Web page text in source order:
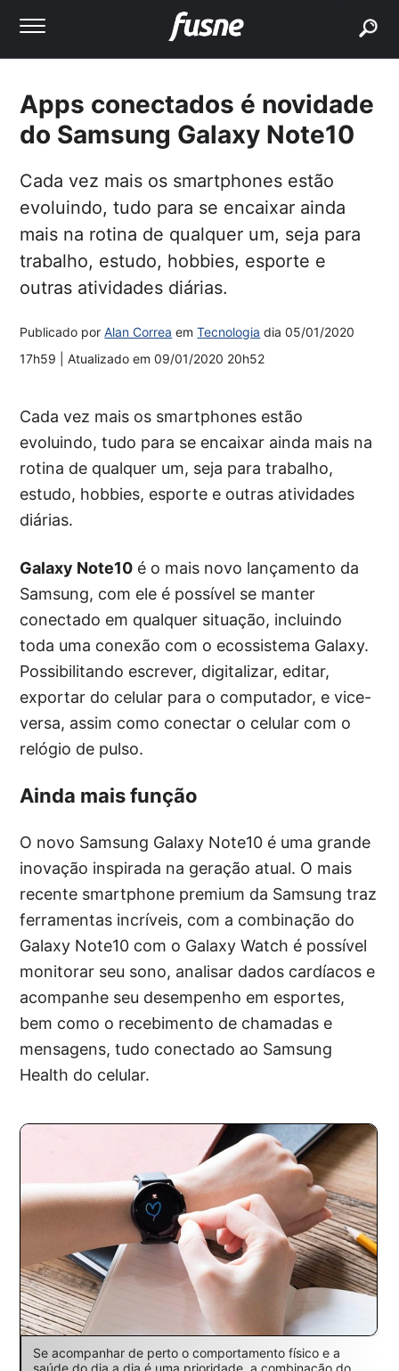
Apps conectados é novidade
do Samsung Galaxy Note10
Cada vez mais os smartphones estão
evoluindo, tudo para se encaixar ainda
mais na rotina de qualquer um, seja para
trabalho, estudo, hobbies, esporte e
outras atividades diárias.
Publicado porAlan Correa emTecnologia dia05/01/2020
17h59
| Atualizado em09/01/2020 20h52
Cada vez mais os smartphones estão
evoluindo, tudo para se encaixar ainda mais na
rotina de qualquer um, seja para trabalho,
estudo, hobbies, esporte e outras atividades
diárias.
Galaxy Note10 é o mais novo lançamento da
Samsung, com ele é possível se manter
conectado em qualquer situação, incluindo
toda uma conexão com o ecossistema Galaxy.
Possibilitando escrever, digitalizar, editar,
exportar do celular para o computador, e vice-
versa, assim como conectar o celular com o
relógio de pulso.
Ainda mais função
O novo Samsung Galaxy Note10 é uma grande
inovação inspirada na geração atual. O mais
recente smartphone premium da Samsung traz
ferramentas incríveis, com a combinação do
Galaxy Note10 com o Galaxy Watch é possível
monitorar seu sono, analisar dados cardíacos e
acompanhe seu desempenho em esportes,
bem como o recebimento de chamadas e
mensagens, tudo conectado ao Samsung
Health do celular.
Se acompanhar de perto o comportamento físico e a
saúde do dia a dia é uma prioridade, a combinação do